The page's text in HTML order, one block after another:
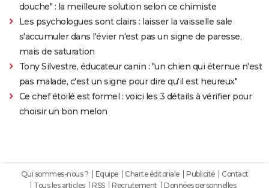
douche" : la meilleure solution selon ce chimiste
Les psychologues sont clairs : laisser la vaisselle sale
s'accumuler dans l'évier n'est pas un signe de paresse,
mais de saturation
Tony Silvestre, éducateur canin : "un chien qui éternue n'est
pas malade, c'est un signe pour dire qu'il est heureux"
Ce chef étoilé est formel : voici les 3 détails à vérifier pour
choisir un bon melon
Qui sommes-nous ? Equipe Charte éditoriale Publicité
Contact
Tous les articles
RSS Recrutement Données personnelles